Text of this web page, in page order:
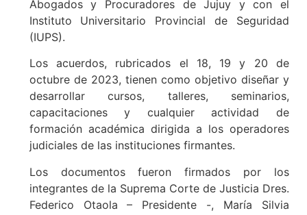
Abogados y Procuradores de Jujuy y con el
Instituto Universitario Provincial de Seguridad
(IUPS).
Los acuerdos, rubricados el 18, 19 y 20 de
octubre de 2023, tienen como objetivo diseñar y
desarrollar cursos, talleres, seminarios,
capacitaciones y cualquier actividad de
formación académica dirigida a los operadores
judiciales de las instituciones firmantes.
Los documentos fueron firmados por los
integrantes de la Suprema Corte de Justicia Dres.
Federico Otaola – Presidente -, María Silvia